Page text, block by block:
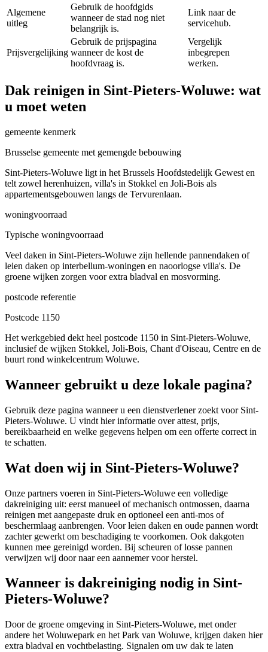
Algemene
uitleg
Gebruik de hoofdgids
wanneer de stad nog niet
belangrijk is.
Link naar de
servicehub.
Prijsvergelijking
Gebruik de prijspagina
wanneer de kost de
hoofdvraag is.
Vergelijk
inbegrepen
werken.
Dak reinigen in Sint-Pieters-Woluwe: wat
u moet weten
gemeente kenmerk
Brusselse gemeente met gemengde bebouwing
Sint-Pieters-Woluwe ligt in het Brussels Hoofdstedelijk Gewest en
telt zowel herenhuizen, villa's in Stokkel en Joli-Bois als
appartementsgebouwen langs de Tervurenlaan.
woningvoorraad
Typische woningvoorraad
Veel daken in Sint-Pieters-Woluwe zijn hellende pannendaken of
leien daken op interbellum-woningen en naoorlogse villa's. De
groene wijken zorgen voor extra bladval en mosvorming.
postcode referentie
Postcode 1150
Het werkgebied dekt heel postcode 1150 in Sint-Pieters-Woluwe,
inclusief de wijken Stokkel, Joli-Bois, Chant d'Oiseau, Centre en de
buurt rond winkelcentrum Woluwe.
Wanneer gebruikt u deze lokale pagina?
Gebruik deze pagina wanneer u een dienstverlener zoekt voor Sint-
Pieters-Woluwe. U vindt hier informatie over attest, prijs,
bereikbaarheid en welke gegevens helpen om een offerte correct in
te schatten.
Wat doen wij in Sint-Pieters-Woluwe?
Onze partners voeren in Sint-Pieters-Woluwe een volledige
dakreiniging uit: eerst manueel of mechanisch ontmossen, daarna
reinigen met aangepaste druk en optioneel een anti-mos of
beschermlaag aanbrengen. Voor leien daken en oude pannen wordt
zachter gewerkt om beschadiging te voorkomen. Ook dakgoten
kunnen mee gereinigd worden. Bij scheuren of losse pannen
verwijzen wij door naar een aannemer voor herstel.
Wanneer is dakreiniging nodig in Sint-
Pieters-Woluwe?
Door de groene omgeving in Sint-Pieters-Woluwe, met onder
andere het Woluwepark en het Park van Woluwe, krijgen daken hier
extra bladval en vochtbelasting. Signalen om uw dak te laten